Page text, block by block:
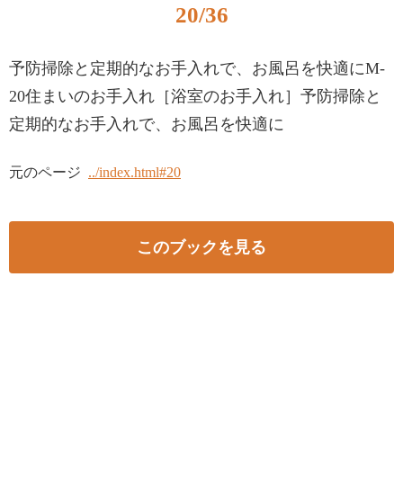
20/36
予防掃除と定期的なお手入れで、お風呂を快適にM-
20住まいのお手入れ［浴室のお手入れ］予防掃除と
定期的なお手入れで、お風呂を快適に
元のページ ../index.html#20
このブックを見る